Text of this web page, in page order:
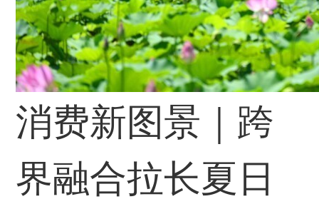
消费新图景｜跨
界融合拉长夏日